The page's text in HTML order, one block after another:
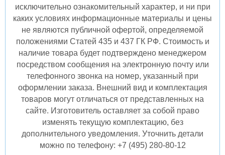
исключительно ознакомительный характер, и ни при
каких условиях информационные материалы и цены
не являются публичной офертой, определяемой
положениями Статей 435 и 437 ГК РФ. Стоимость и
наличие товара будет подтверждено менеджером
посредством сообщения на электронную почту или
телефонного звонка на номер, указанный при
оформлении заказа. Внешний вид и комплектация
товаров могут отличаться от представленных на
сайте. Изготовитель оставляет за собой право
изменять текущую комплектацию, без
дополнительного уведомления. Уточнить детали
можно по телефону: +7 (495) 280-80-12